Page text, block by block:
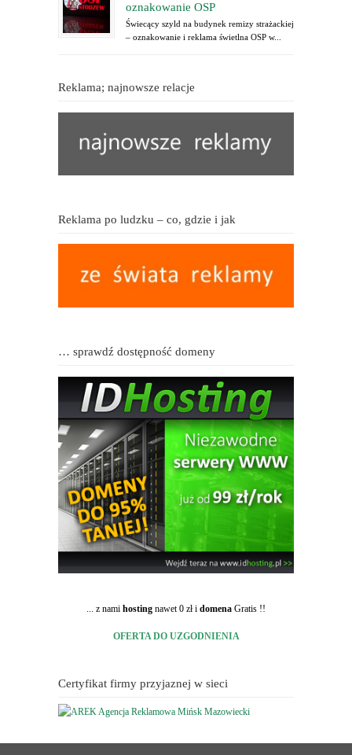
oznakowanie OSP
Świecący szyld na budynek remizy strażackiej
– oznakowanie i reklama świetlna OSP w...
Reklama; najnowsze relacje
Reklama po ludzku – co, gdzie i jak
… sprawdź dostępność domeny
... z nami hosting nawet 0 zł i domena Gratis !!
OFERTA DO UZGODNIENIA
Certyfikat firmy przyjaznej w sieci